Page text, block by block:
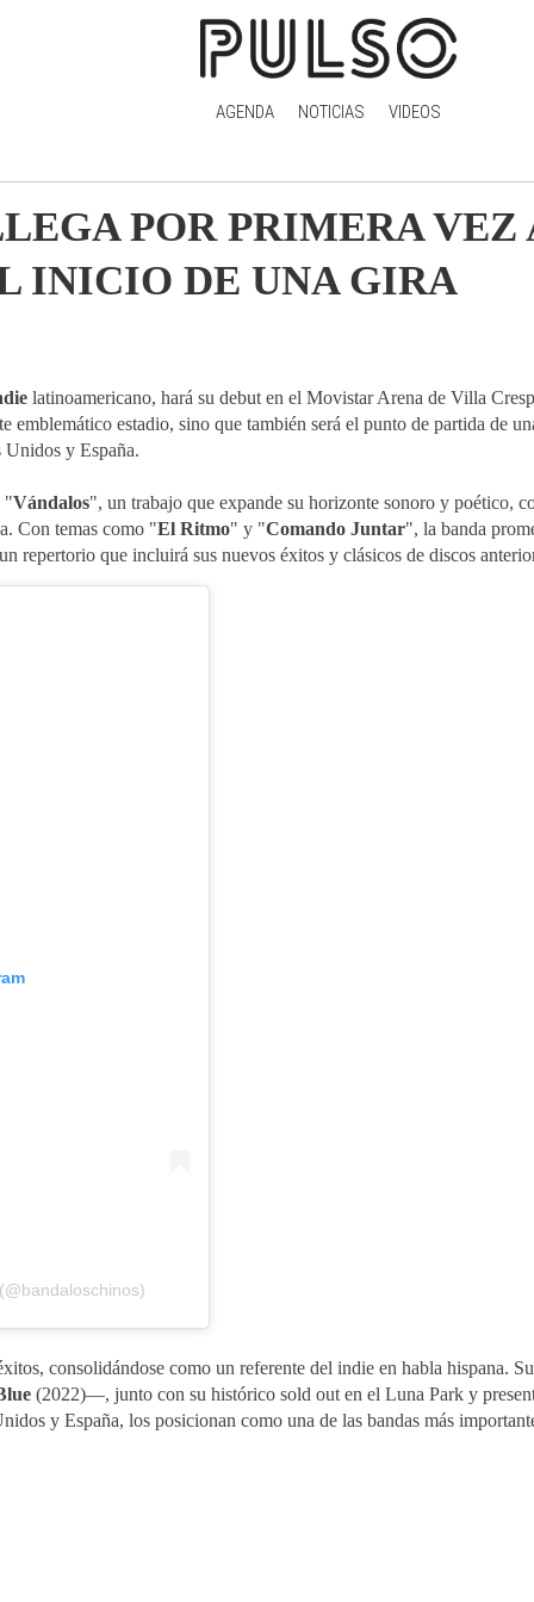
AGENDA NOTICIAS VIDEOS
POR PRIMERA VEZ
INICIO DE UNA GIRA
latinoamericano, hará su debut en el Movistar Arena de Villa
emblemático estadio, sino que también será el punto de partida de
y España.
"Vándalos", un trabajo que expande su horizonte sonoro y poético,
Con temas como "El Ritmo" y "Comando Juntar", la banda
repertorio que incluirá sus nuevos éxitos y clásicos de discos
consolidándose como un referente del indie en habla hispana.
(2022)—, junto con su histórico sold out en el Luna Park y
y España, los posicionan como una de las bandas más